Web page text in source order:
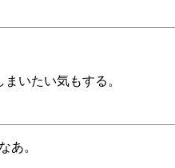
いたい気もする。
あ。